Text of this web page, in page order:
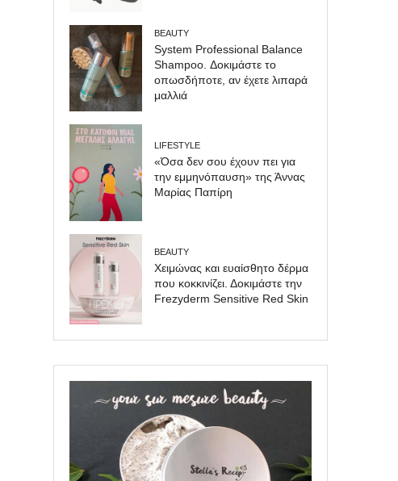
BEAUTY
System Professional Balance
Shampoo. Δοκιμάστε το
οπωσδήποτε, αν έχετε λιπαρά
μαλλιά
LIFESTYLE
«Όσα δεν σου έχουν πει για
την εμμηνόπαυση» της Άννας
Μαρίας Παπίρη
BEAUTY
Χειμώνας και ευαίσθητο δέρμα
που κοκκινίζει. Δοκιμάστε την
Frezyderm Sensitive Red Skin